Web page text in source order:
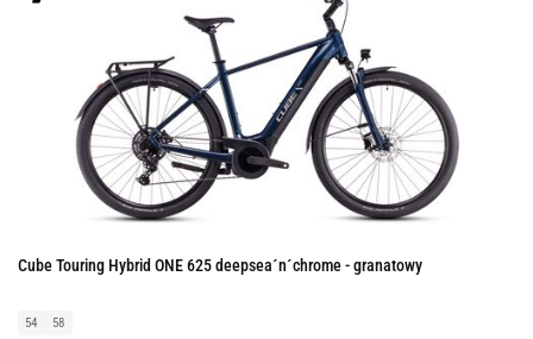
Cube Touring Hybrid ONE 625 deepsea´n´chrome - granatowy
54 58